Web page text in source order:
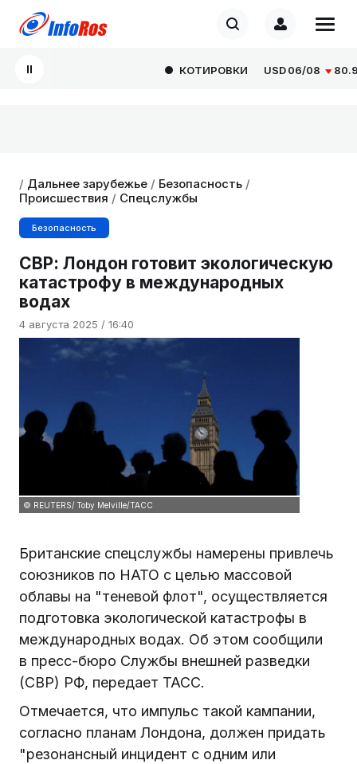
КОТИРОВКИ USD06/08
/ Дальнее зарубежье / Безопасность /
Происшествия / Спецслужбы
Безопасность
СВР: Лондон готовит экологическую
катастрофу в международных
водах
4 августа 2025 / 16:40
© REUTERS/ Toby Melville/ТАСС
Британские спецслужбы намерены привлечь
союзников по НАТО с целью массовой
облавы на "теневой флот", осуществляется
подготовка экологической катастрофы в
международных водах. Об этом сообщили
в пресс-бюро Службы внешней разведки
(СВР) РФ, передает ТАСС.
Отмечается, что импульс такой кампании,
согласно планам Лондона, должен придать
"резонансный инцидент с одним или